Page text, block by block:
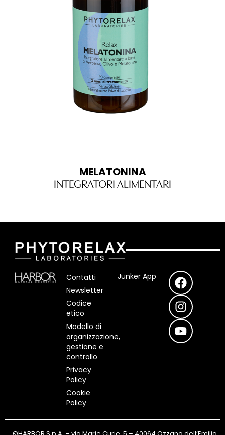
MELATONINA
INTEGRATORI ALIMENTARI
Contatti
Newsletter
Codice
etico
Modello di
organizzazione,
gestione e
controllo
Privacy
Policy
Cookie
Policy
Junker App F
a
c
e
b
o
o
I
n
s
t
a
g
r
Y
o
u
t
u
b
e